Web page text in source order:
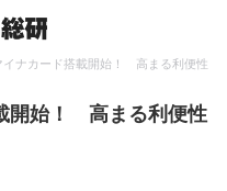
イナカード搭載開始！ 高まる利便性
開始！ 高まる利便性